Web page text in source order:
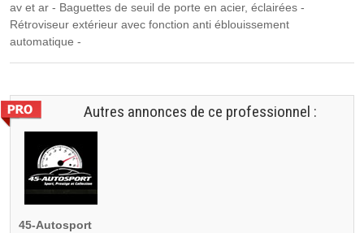
av et ar - Baguettes de seuil de porte en acier, éclairées -
Rétroviseur extérieur avec fonction anti éblouissement
automatique -
Autres annonces de ce professionnel :
45-Autosport